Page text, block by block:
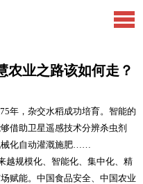
农业之路该如何走？
，杂交水稻成功培育。智能的
借助卫星遥感技术分辨杀虫剂
化自动灌溉施肥……
规模化、智能化、集中化、精
赋能。中国食品安全、中国农业